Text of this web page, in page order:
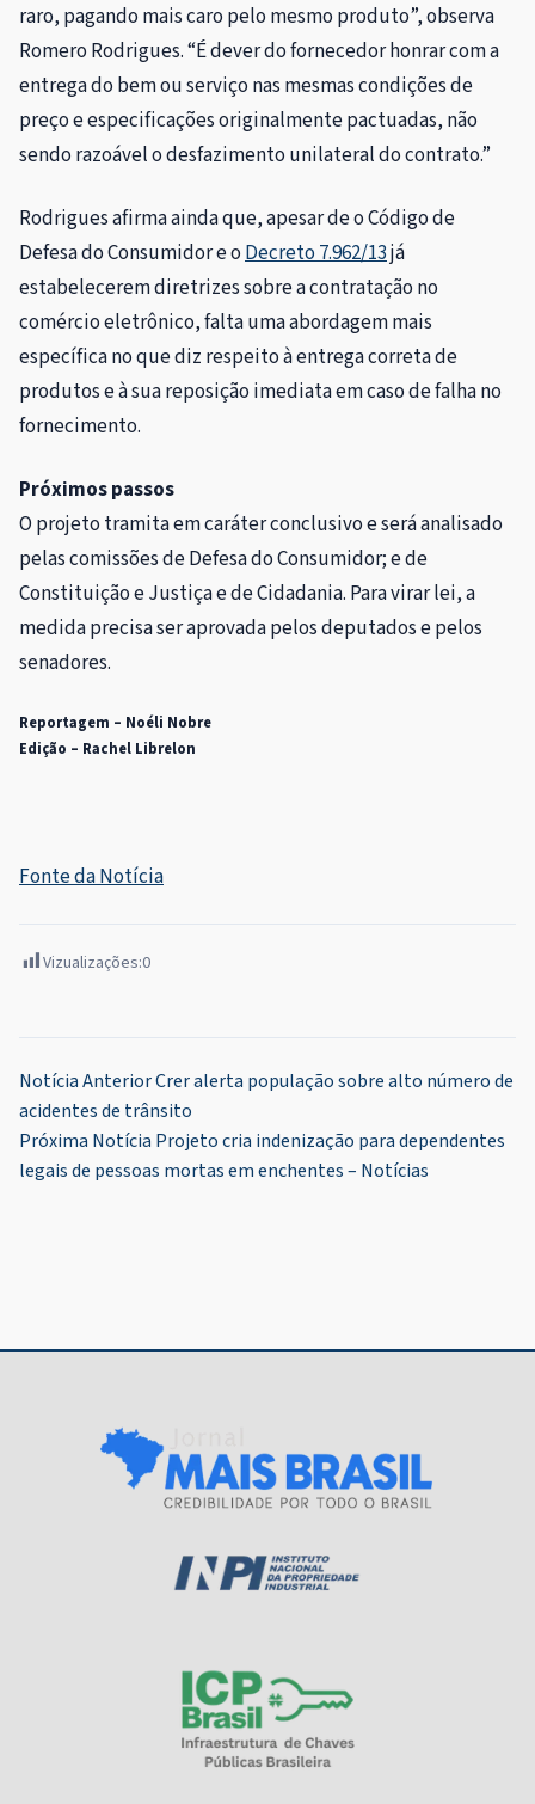
raro, pagando mais caro pelo mesmo produto”, observa
Romero Rodrigues. “É dever do fornecedor honrar com a
entrega do bem ou serviço nas mesmas condições de
preço e especificações originalmente pactuadas, não
sendo razoável o desfazimento unilateral do contrato.”
Rodrigues afirma ainda que, apesar de o Código de
Defesa do Consumidor e o Decreto 7.962/13já
estabelecerem diretrizes sobre a contratação no
comércio eletrônico, falta uma abordagem mais
específica no que diz respeito à entrega correta de
produtos e à sua reposição imediata em caso de falha no
fornecimento.
Próximos passos
O projeto tramita emcaráter conclusivoe será analisado
pelas comissões de Defesa do Consumidor; e de
Constituição e Justiça e de Cidadania. Para virar lei, a
medida precisa ser aprovada pelos deputados e pelos
senadores.
Reportagem – Noéli Nobre
Edição – Rachel Librelon
Fonte da Notícia
Vizualizações:0
Navegação
de
Post
Notícia AnteriorCrer alerta população sobre alto número de
acidentes de trânsito
Próxima Notícia Projeto cria indenização para dependentes
legais de pessoas mortas em enchentes – Notícias